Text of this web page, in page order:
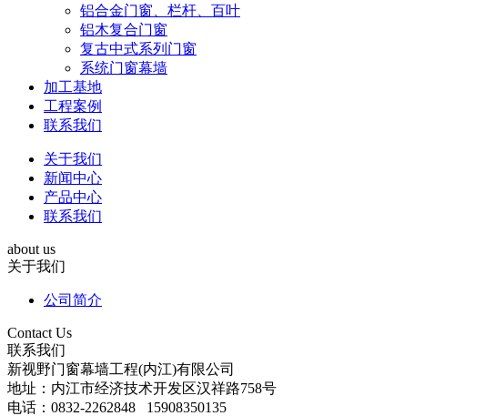
铝合金门窗、栏杆、百叶
铝木复合门窗
复古中式系列门窗
系统门窗幕墙
加工基地
工程案例
联系我们
关于我们
新闻中心
产品中心
联系我们
about us
关于我们
公司简介
Contact Us
联系我们
新视野门窗幕墙工程(内江)有限公司
地址：内江市经济技术开发区汉祥路758号
电话：0832-2262848 15908350135